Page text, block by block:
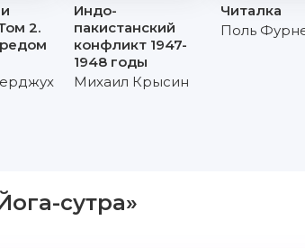
2.
Индо-
пакистанский
конфликт 1947-
1948 годы
Михаил Крысин
Читалка
Поль
сутра»